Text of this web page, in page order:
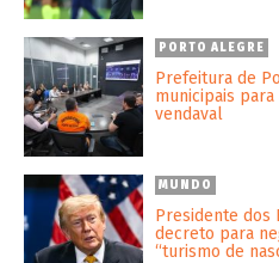
PORTO ALEGRE
Prefeitura de
municipais
vendaval
MUNDO
Presidente dos
decreto para
“turismo de